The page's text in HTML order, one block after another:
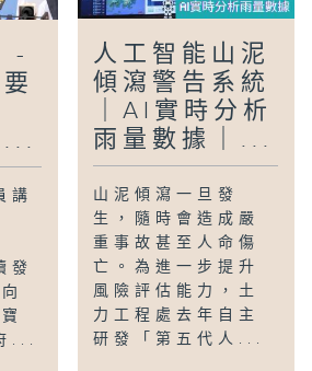
-
...
講
發
...
人工智能山泥
傾瀉警告系統
｜AI實時分析
雨量數據｜...
山泥傾瀉一旦發
生，隨時會造成嚴
重事故甚至人命傷
亡。為進一步提升
風險評估能力，土
力工程處去年自主
研發「第五代人...